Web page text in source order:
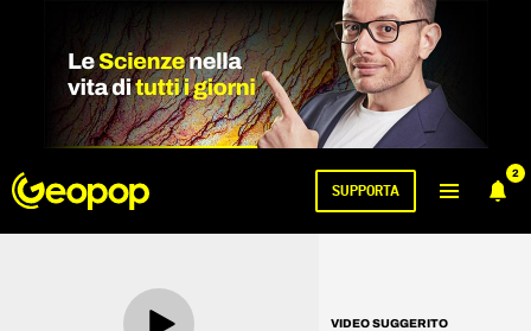
2
SUPPORTA
VIDEO SUGGERITO